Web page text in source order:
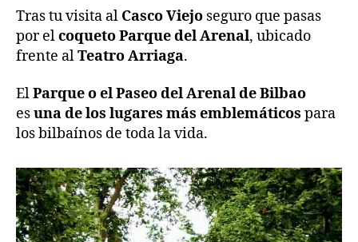
Tras tu visita al Casco Viejo seguro que pasas
por elcoqueto Parque del Arenal, ubicado
frente alTeatro Arriaga.
ElParque o el Paseo del Arenal de Bilbao
esuna de los lugares más emblemáticos para
los bilbaínos de toda la vida.